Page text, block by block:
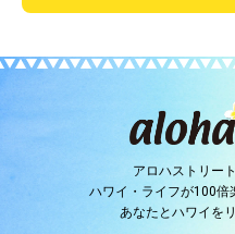
アロハストリー
ハワイ・ライフが100倍
あなたとハワイを